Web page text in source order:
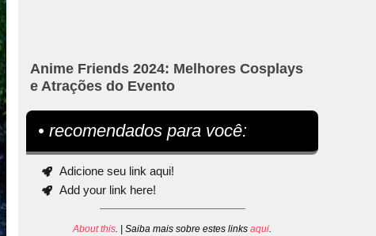
Anime Friends 2024: Melhores Cosplays
e Atrações do Evento
• recomendados para você:
Adicione seu link aqui!
Add your link here!
About this. | Saiba mais sobre estes linksaqui.